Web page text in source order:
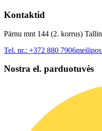
Kontaktid
Pärnu mnt 144 (2. korrus)
Tel. nr.: +372 880 7906
Nostra el. parduotuvės